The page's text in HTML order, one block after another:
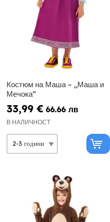
Костюм на Маша – „Маша и
Мечока“
33,99 € 66.66 лв
В НАЛИЧНОСТ